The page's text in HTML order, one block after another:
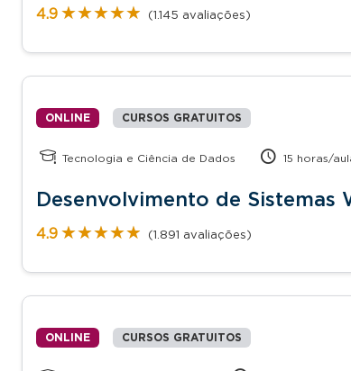
4.9 ★★★★★
★★★★★ (1.145 avaliações)
ONLINE CURSOS GRATUITOS
Tecnologia e Ciência de Dados 15 horas/
Desenvolvimento de Sistemas
4.9 ★★★★★
★★★★★ (1.891 avaliações)
ONLINE CURSOS GRATUITOS